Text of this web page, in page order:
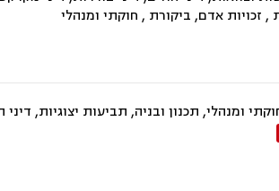
, זכויות אדם, ביקורת , חוקתי ומנהלי
ומנהלי, תכנון ובניה, תביעות יצוגיות,